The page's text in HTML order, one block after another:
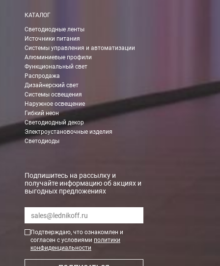
КАТАЛОГ
Светодиодные ленты
Источники питания
Системы управления и автоматизации
Алюминиевые профили
Функциональный свет
Распродажа
Дизайнерский свет
Системы освещения
Наружное освещение
Гибкий неон
Светодиодный декор
Электроустановочные изделия
Светодиоды
Подпишитесь на рассылку и
получайте информацию об акциях и
выгодных предложениях
Подтверждаю, что ознакомлен и
согласен с условиями политики
конфиденциальности